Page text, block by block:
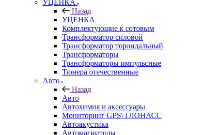
УЦЕНКА
Назад
УЦЕНКА
Комплектующие к сотовым
Трансформатор силовой
Трансформатор тороидальный
Трансформаторы
Трансформаторы импульсные
Тюнера отечественные
Авто
Назад
Авто
Автохимия и аксессуары
Мониторинг GPS\ ГЛОНАСС
Автоакустика
Автомагнитолы